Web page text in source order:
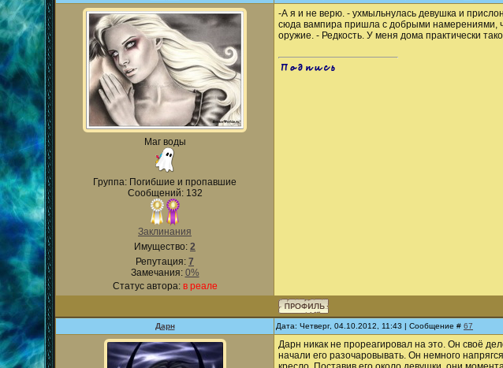
Маг воды
Группа: Погибшие и пропавшие
Сообщений: 132
Заклинания
Имущество: 2
Репутация: 7
Замечания: 0%
Статус автора: в реале
-А я и не верю. - ухмыльнулась девушка и
сюда вампира пришла с добрыми намерениями,
оружие. - Редкость. У меня дома практически
.
Дарн Дата: Четверг, 04.10.2012, 11:43 | Сообщение # 67
Дарн никак не прореагировал на это. Он своё
начали его разочаровывать. Он немного